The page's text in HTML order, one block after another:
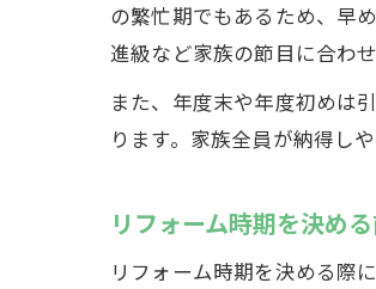
の繁忙期でもあるため、早
進級など家族の節目に合わ
また、年度末や年度初めは
ります。家族全員が納得し
リフォーム時期を決め
リフォーム時期を決める際